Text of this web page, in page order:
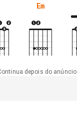
Em
depois do anúncio